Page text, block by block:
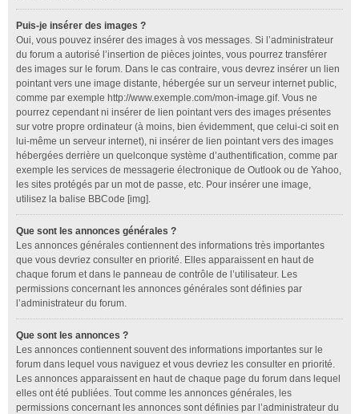
Puis-je insérer des images ?
Oui, vous pouvez insérer des images à vos messages. Si l’administrateur
du forum a autorisé l’insertion de pièces jointes, vous pourrez transférer
des images sur le forum. Dans le cas contraire, vous devrez insérer un lien
pointant vers une image distante, hébergée sur un serveur internet public,
comme par exemple http://www.exemple.com/mon-image.gif. Vous ne
pourrez cependant ni insérer de lien pointant vers des images présentes
sur votre propre ordinateur (à moins, bien évidemment, que celui-ci soit en
lui-même un serveur internet), ni insérer de lien pointant vers des images
hébergées derrière un quelconque système d’authentification, comme par
exemple les services de messagerie électronique de Outlook ou de Yahoo,
les sites protégés par un mot de passe, etc. Pour insérer une image,
utilisez la balise BBCode [img].
Que sont les annonces générales ?
Les annonces générales contiennent des informations très importantes
que vous devriez consulter en priorité. Elles apparaissent en haut de
chaque forum et dans le panneau de contrôle de l’utilisateur. Les
permissions concernant les annonces générales sont définies par
l’administrateur du forum.
Que sont les annonces ?
Les annonces contiennent souvent des informations importantes sur le
forum dans lequel vous naviguez et vous devriez les consulter en priorité.
Les annonces apparaissent en haut de chaque page du forum dans lequel
elles ont été publiées. Tout comme les annonces générales, les
permissions concernant les annonces sont définies par l’administrateur du